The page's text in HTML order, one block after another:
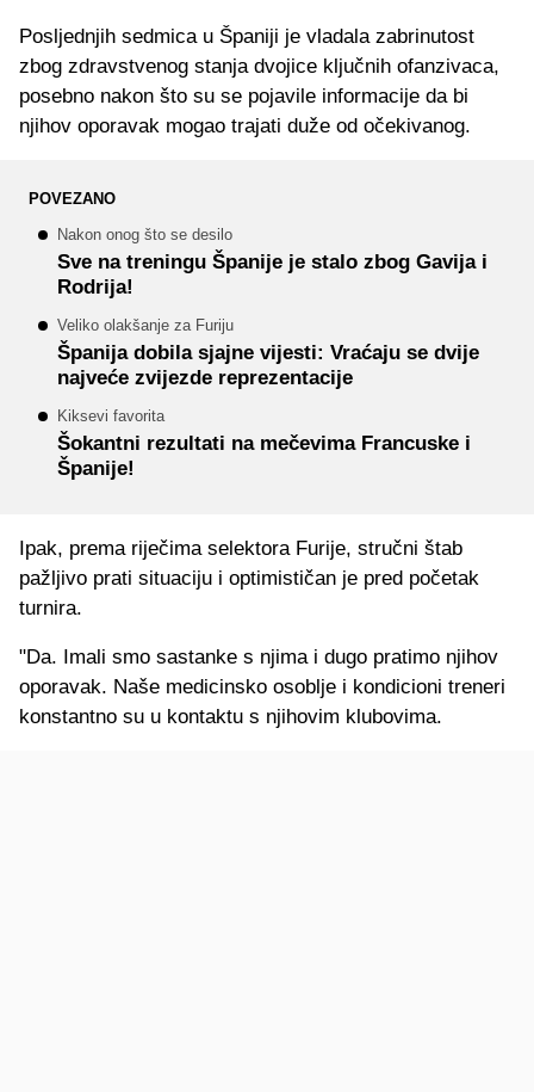
Posljednjih sedmica u Španiji je vladala zabrinutost
zbog zdravstvenog stanja dvojice ključnih ofanzivaca,
posebno nakon što su se pojavile informacije da bi
njihov oporavak mogao trajati duže od očekivanog.
POVEZANO
Nakon onog što se desilo
Sve na treningu Španije je stalo zbog Gavija i
Rodrija!
Veliko olakšanje za Furiju
Španija dobila sjajne vijesti: Vraćaju se dvije
najveće zvijezde reprezentacije
Kiksevi favorita
Šokantni rezultati na mečevima Francuske i
Španije!
Ipak, prema riječima selektora Furije, stručni štab
pažljivo prati situaciju i optimističan je pred početak
turnira.
"Da. Imali smo sastanke s njima i dugo pratimo njihov
oporavak. Naše medicinsko osoblje i kondicioni treneri
konstantno su u kontaktu s njihovim klubovima.